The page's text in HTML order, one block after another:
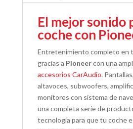
El mejor sonido
coche con
Entretenimiento completo en
gracias a Pioneercon una
accesorios CarAudio.
altavoces, subwoofers,
monitores con sistema de
una completa serie de
tecnología para que tu coche